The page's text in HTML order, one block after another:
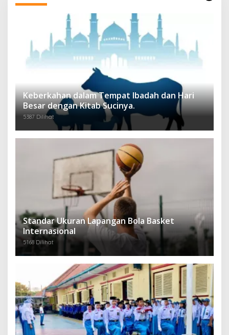
Keberkahan dalam Tempat Ibadah dan Hari
Besar dengan Kitab Sucinya.
5387 Dilihat
Standar Ukuran Lapangan Bola Basket
Internasional
5168 Dilihat